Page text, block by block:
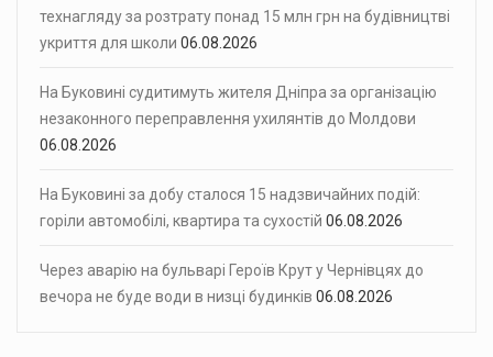
технагляду за розтрату понад 15 млн грн на будівництві
укриття для школи 06.08.2026
На Буковині судитимуть жителя Дніпра за організацію
незаконного переправлення ухилянтів до Молдови
06.08.2026
На Буковині за добу сталося 15 надзвичайних подій:
горіли автомобілі, квартира та сухостій 06.08.2026
Через аварію на бульварі Героїв Крут у Чернівцях до
вечора не буде води в низці будинків 06.08.2026